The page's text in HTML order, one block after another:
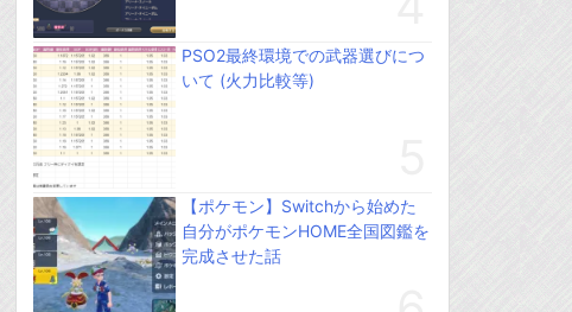
PSO2最終環境での武器選びにつ
いて (火力比較等)
【ポケモン】Switchから始めた
自分がポケモンHOME全国図鑑を
完成させた話